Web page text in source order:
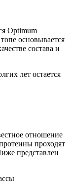
Optimum
основывается
состава и
лет остается
отношение
проходят
представлен